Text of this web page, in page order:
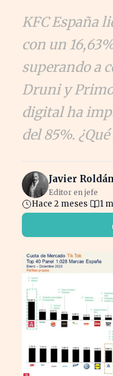
KFC España
con un
superando a
Druni y
digital ha
del 85%.
Javier
Editor en jefe
Hace 2 meses 1